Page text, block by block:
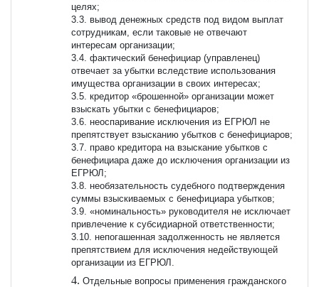
целях;
3.3. вывод денежных средств под видом выплат
сотрудникам, если таковые не отвечают
интересам организации;
3.4. фактический бенефициар (управленец)
отвечает за убытки вследствие использования
имущества организации в своих интересах;
3.5. кредитор «брошенной» организации может
взыскать убытки с бенефициаров;
3.6. неоспаривание исключения из ЕГРЮЛ не
препятствует взысканию убытков с бенефициаров;
3.7. право кредитора на взыскание убытков с
бенефициара даже до исключения организации из
ЕГРЮЛ;
3.8. необязательность судебного подтверждения
суммы взыскиваемых с бенефициара убытков;
3.9. «номинальность» руководителя не исключает
привлечение к субсидиарной ответственности;
3.10. непогашенная задолженность не является
препятствием для исключения недействующей
организации из ЕГРЮЛ.
Отдельные вопросы применения гражданского